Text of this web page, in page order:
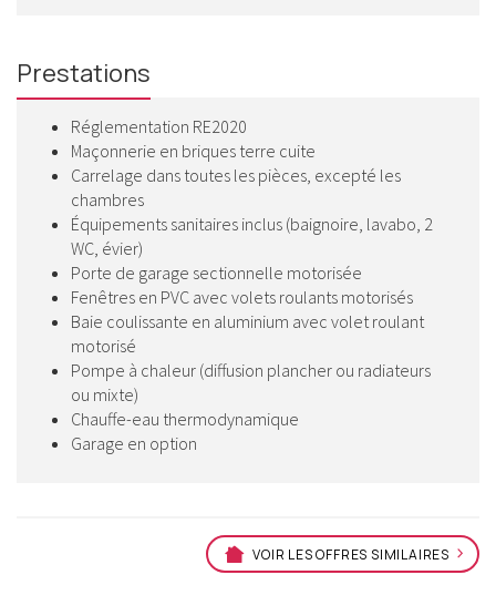
Prestations
Réglementation RE2020
Maçonnerie en briques terre cuite
Carrelage dans toutes les pièces, excepté les
chambres
Équipements sanitaires inclus (baignoire, lavabo, 2
WC, évier)
Porte de garage sectionnelle motorisée
Fenêtres en PVC avec volets roulants motorisés
Baie coulissante en aluminium avec volet roulant
motorisé
Pompe à chaleur (diffusion plancher ou radiateurs
ou mixte)
Chauffe-eau thermodynamique
Garage en option
VOIR LES OFFRES SIMILAIRES